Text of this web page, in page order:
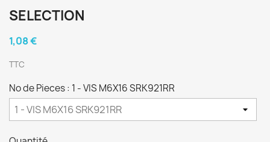
SELECTION
1,08 €
TTC
No de Pieces : 1 - VIS M6X16 SRK921RR